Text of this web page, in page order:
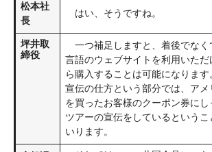
松本社
長
はい、そうですね。
坪井取
締役
一つ補足しますと、着後でなく
言語のウェブサイトを利用いた
ら購入することは可能になりま
宣伝の仕方という部分では、アメ
を買ったお客様のクーポン券に
ツアーの宣伝をしているというこ
いります。